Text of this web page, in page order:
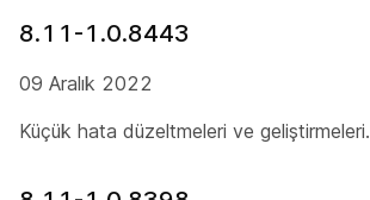
8.11-1.0.8443
09 Aralık 2022
Küçük hata düzeltmeleri ve geliştirmeleri.